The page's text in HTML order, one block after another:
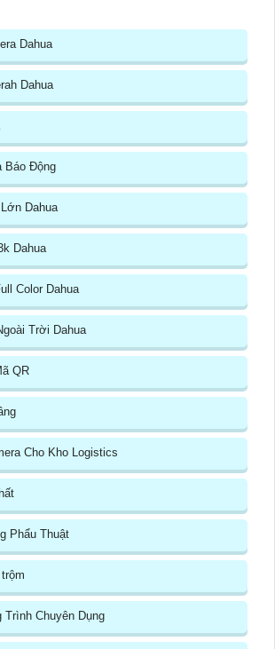
Dahua
Dahua
Báo Động
Dahua
Dahua
Color Dahua
Trời Dahua
QR
Cho Kho Logistics
Phẩu Thuật
Trình Chuyên Dụng